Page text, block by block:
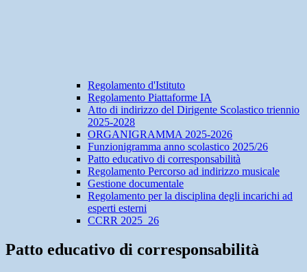
Regolamento d'Istituto
Regolamento Piattaforme IA
Atto di indirizzo del Dirigente Scolastico triennio
2025-2028
ORGANIGRAMMA 2025-2026
Funzionigramma anno scolastico 2025/26
Patto educativo di corresponsabilità
Regolamento Percorso ad indirizzo musicale
Gestione documentale
Regolamento per la disciplina degli incarichi ad
esperti esterni
CCRR 2025_26
Patto educativo di corresponsabilità